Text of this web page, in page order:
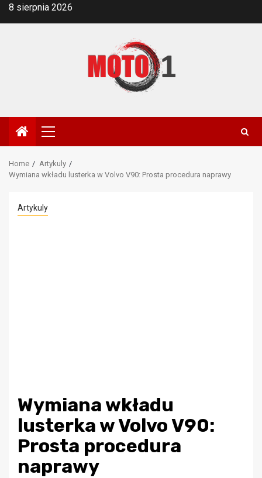
Skip8 sierpnia 2026
Primary
Menu
Home
Artykuly
Wymiana wkładu lusterka w Volvo V90: Prosta procedura naprawy
Artykuly
Wymiana wkładu
lusterka w Volvo V90:
Prosta procedura
naprawy